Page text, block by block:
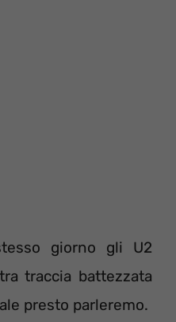
giorno gli U2
traccia battezzata
presto parleremo.